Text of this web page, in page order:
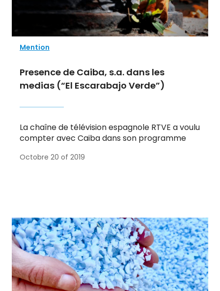
Mention
Presence de Caiba, s.a. dans les
medias (“El Escarabajo Verde”)
La chaîne de télévision espagnole RTVE a voulu
compter avec Caiba dans son programme
Octobre 20 of 2019